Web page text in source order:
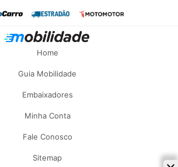
Home
Guia Mobilidade
Embaixadores
Minha Conta
Fale Conosco
Sitemap